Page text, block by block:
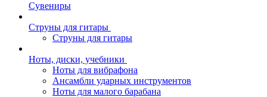
Сувениры
Струны для гитары
Струны для гитары
Ноты, диски, учебники
Ноты для вибрафона
Ансамбли ударных инструментов
Ноты для малого барабана